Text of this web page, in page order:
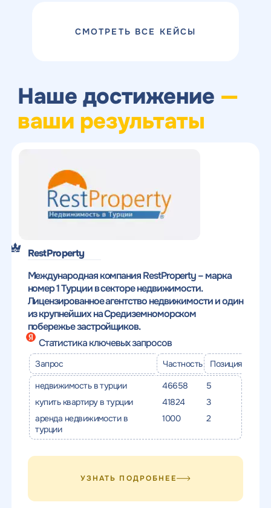
СМОТРЕТЬ ВСЕ КЕЙСЫ
Наше достижение —
ваши результаты
RestProperty
Международная компания RestProperty – марка
номер 1 Турции в секторе недвижимости.
Лицензированное агентство недвижимости и один
из крупнейших на Средиземноморском
побережье застройщиков.
Статистика ключевых запросов
Запрос Частность
Позиция
недвижимость в турции
46658
5
купить квартиру в турции
41824
3
аренда недвижимости в
турции
1000 2
УЗНАТЬ ПОДРОБНЕЕ
Получить
качественный
SEO - аудит
Вместе с аудитом
мы даем структуру
конкурентов в поиске
Отклик на вакансию
Укажите ваш номер телефона и мы свяжемся с
вами в ближайшее время
Нажимая на кнопку, "Отправить" вы даете согласиена
политикой
ОТПРАВИТЬ
Воспользоваться
предложением
Укажите ваш номер телефона
и введите промокод
соответствующий
интересующему вас
спецпредложению